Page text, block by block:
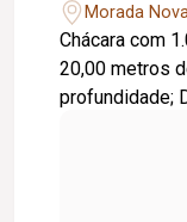
Morada
Chácara com
20,00 metros
profundidade; Diferenciais: Parcialmente murada;
Excelente